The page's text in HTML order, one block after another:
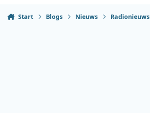
Start Blogs Nieuws Radionieuws